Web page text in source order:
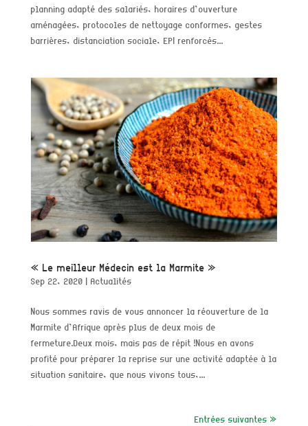
planning adapté des salariés, horaires d’ouverture
aménagées, protocoles de nettoyage conformes, gestes
barrières, distanciation sociale, EPI renforcés...
« Le meilleur Médecin est la Marmite »
Sep 22, 2020 | Actualités
Nous sommes ravis de vous annoncer la réouverture de la
Marmite d’Afrique après plus de deux mois de
fermeture.Deux mois, mais pas de répit !Nous en avons
profité pour préparer la reprise sur une activité adaptée à la
situation sanitaire, que nous vivons tous,...
Entrées suivantes »